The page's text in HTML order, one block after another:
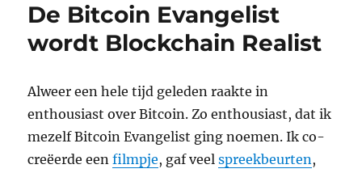
De Bitcoin Evangelist
wordt Blockchain Realist
Alweer een hele tijd geleden raakte in
enthousiast over Bitcoin. Zo enthousiast, dat ik
mezelf Bitcoin Evangelist ging noemen. Ik co-
creëerde eenfilmpje, gaf veelspreekbeurten,